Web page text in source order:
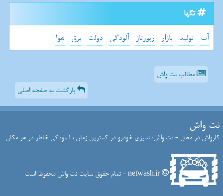
تگها
آب تولید بازار رپورتاژ آلودگی دولت برق هوا
مطالب نت واش
بازگشت به صفحه اصلی
نت واش
کارواش در محل - نت واش: تمیزی خودرو در کمترین زمان ، آسودگی خاطر در هر مکان
netwash.ir - تمام حقوق سایت نت واش محفوظ است